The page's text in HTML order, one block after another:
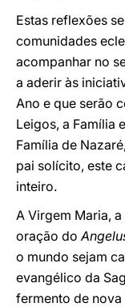
Estas reflexões
comunidades
acompanhar no
a aderir às
Ano e que serão
Leigos, a Família
Família de
pai solícito, este
inteiro.
A Virgem Maria,
oração do
o mundo sejam
evangélico da
fermento de